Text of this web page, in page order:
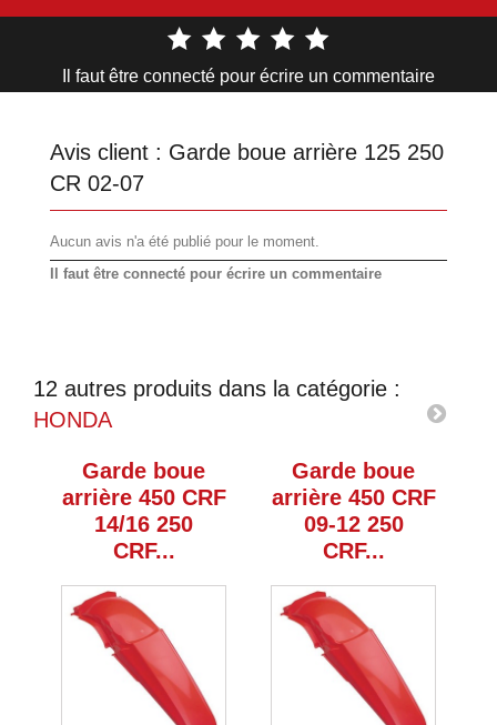
Il faut être connecté pour écrire un commentaire
Avis client : Garde boue arrière 125 250
CR 02-07
Aucun avis n'a été publié pour le moment.
Il faut être connecté pour écrire un commentaire
12 autres produits dans la catégorie :
HONDA
Garde boue
arrière 450 CRF
14/16 250
CRF...
Garde boue
arrière 450 CRF
09-12 250
CRF...